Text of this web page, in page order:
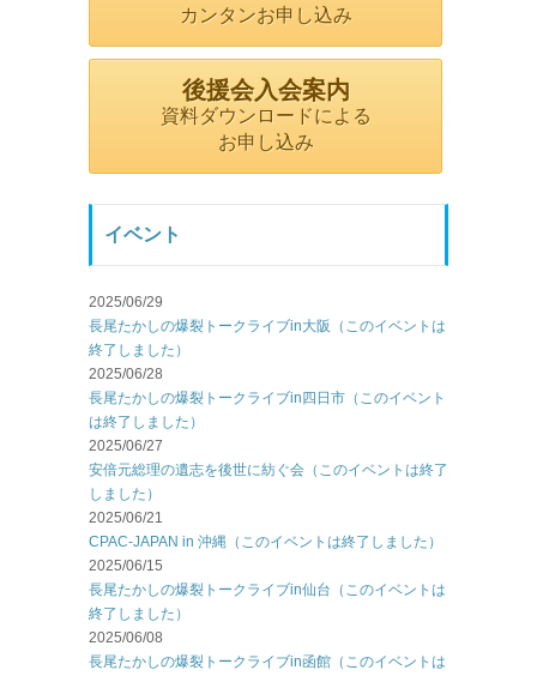
カンタンお申し込み
後援会入会案内
資料ダウンロードによる
お申し込み
イベント
2025/06/29
長尾たかしの爆裂トークライブin大阪（このイベントは
終了しました）
2025/06/28
長尾たかしの爆裂トークライブin四日市（このイベント
は終了しました）
2025/06/27
安倍元総理の遺志を後世に紡ぐ会（このイベントは終了
しました）
2025/06/21
CPAC-JAPAN in 沖縄（このイベントは終了しました）
2025/06/15
長尾たかしの爆裂トークライブin仙台（このイベントは
終了しました）
2025/06/08
長尾たかしの爆裂トークライブin函館（このイベントは